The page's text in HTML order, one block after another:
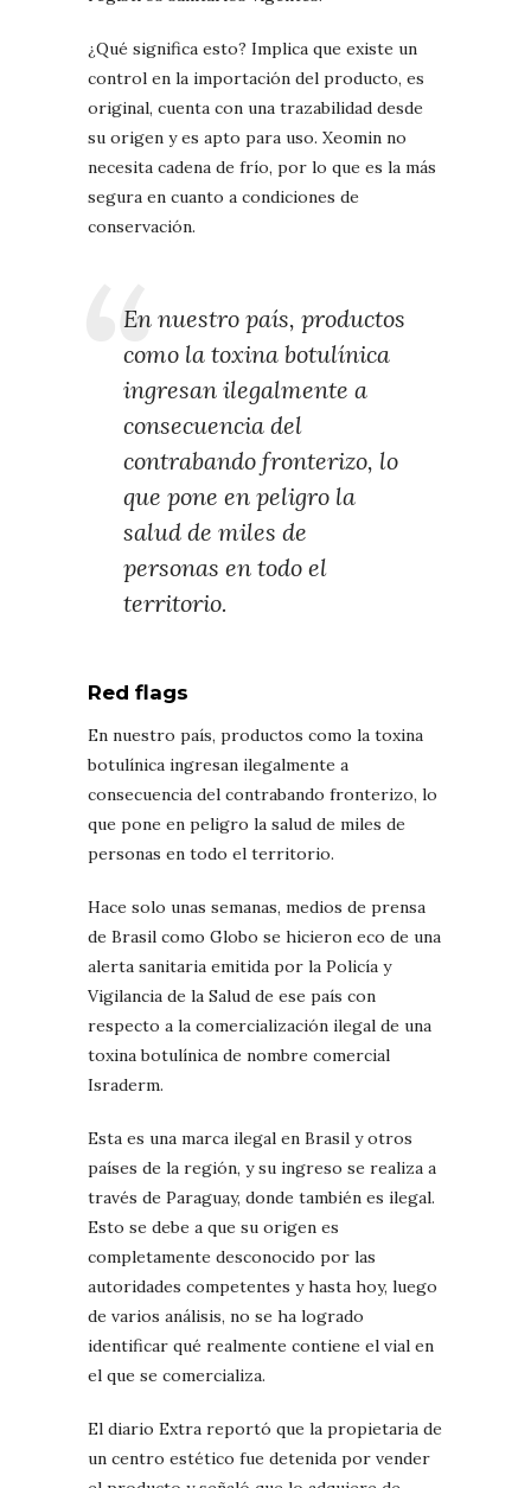
¿Qué significa esto? Implica que existe un
control en la importación del producto, es
original, cuenta con una trazabilidad desde
su origen y es apto para uso. Xeomin no
necesita cadena de frío, por lo que es la más
segura en cuanto a condiciones de
conservación.
En nuestro país, productos
como la toxina botulínica
ingresan ilegalmente a
consecuencia del
contrabando fronterizo, lo
que pone en peligro la
salud de miles de
personas en todo el
territorio.
Red flags
En nuestro país, productos como la toxina
botulínica ingresan ilegalmente a
consecuencia del contrabando fronterizo, lo
que pone en peligro la salud de miles de
personas en todo el territorio.
Hace solo unas semanas, medios de prensa
de Brasil como Globo se hicieron eco de una
alerta sanitaria emitida por la Policía y
Vigilancia de la Salud de ese país con
respecto a la comercialización ilegal de una
toxina botulínica de nombre comercial
Israderm.
Esta es una marca ilegal en Brasil y otros
países de la región, y su ingreso se realiza a
través de Paraguay, donde también es ilegal.
Esto se debe a que su origen es
completamente desconocido por las
autoridades competentes y hasta hoy, luego
de varios análisis, no se ha logrado
identificar qué realmente contiene el vial en
el que se comercializa.
El diario Extra reportó que la propietaria de
un centro estético fue detenida por vender